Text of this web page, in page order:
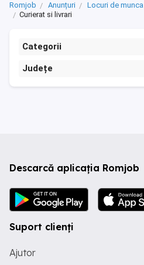
Romjob Anunțuri Locuri de munca
Curierat si livrari
Categorii
Județe
Descarcă aplicația Romjob
Suport clienți
Ajutor